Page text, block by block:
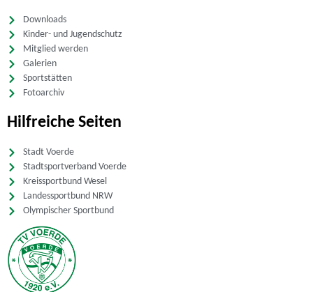
Downloads
Kinder- und Jugendschutz
Mitglied werden
Galerien
Sportstätten
Fotoarchiv
Hilfreiche Seiten
Stadt Voerde
Stadtsportverband Voerde
Kreissportbund Wesel
Landessportbund NRW
Olympischer Sportbund